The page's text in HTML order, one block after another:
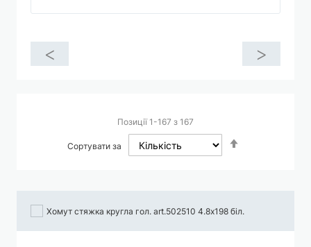
< >
Позиції1 -167 з 167
Сортувати за
Хомут стяжка кругла гол. art.502510 4.8х198 біл.